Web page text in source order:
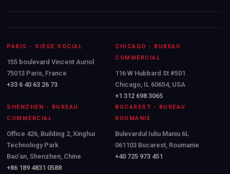
PARIS - SIÈGE SOCIAL
155 boulevard Vincent Auriol
75013 Paris, France
+33 6 40 63 26 73
CHICAGO - BUREAU
COMMERCIAL
116 W Hubbard St #501
Chicago, IL 60654, USA
+1 312 698 3065
SHENZHEN - BUREAU
COMMERCIAL
Office 426, Building 2, Xinghui
Technology Park
Bao'an, Shenzhen, Chine
+86 189 4831 0588
BUCAREST - BUREAU
ROUMANIE
Bulevardul Iuliu Maniu 6L
061103 Bucarest, Roumanie
+40 725 973 451